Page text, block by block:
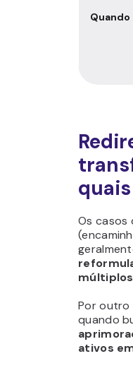
Quando
Os casos
Por outro
quando
ativos